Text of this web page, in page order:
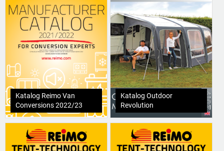
Katalog Reimo Van
Conversions 2022/23
Katalog Outdoor
Revolution